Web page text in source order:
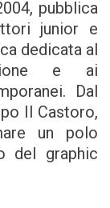
pubblica
junior e
dedicata al
e ai
Dal
Il Castoro,
un polo
del graphic